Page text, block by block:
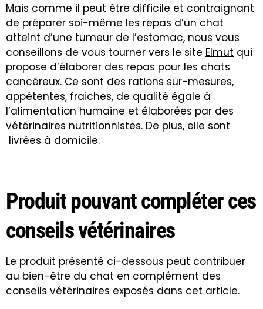
Mais comme il peut être difficile et contraignant
de préparer soi-même les repas d’un chat
atteint d’une tumeur de l’estomac, nous vous
conseillons de vous tourner vers le site Elmut qui
propose d’élaborer des repas pour les chats
cancéreux. Ce sont des rations sur-mesures,
appétentes, fraiches, de qualité égale à
l’alimentation humaine et élaborées par des
vétérinaires nutritionnistes. De plus, elle sont
livrées à domicile.
Produit pouvant compléter ces
conseils vétérinaires
Le produit présenté ci-dessous peut contribuer
au bien-être du chat en complément des
conseils vétérinaires exposés dans cet article.